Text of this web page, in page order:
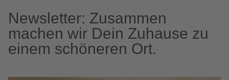
Newsletter: Zusammen
machen wir Dein Zuhause zu
einem schöneren Ort.